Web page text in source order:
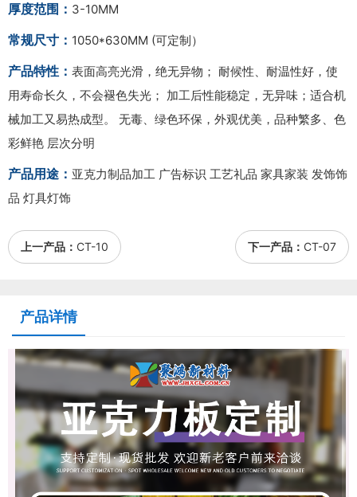
厚度范围： 3-10MM
常规尺寸： 1050*630MM (可定制）
产品特性： 表面高亮光滑，绝无异物； 耐候性、耐温性好，使
用寿命长久，不会褪色失光； 加工后性能稳定，无异味；适合机
械加工又易热成型。 无毒、绿色环保，外观优美，品种繁多、色
彩鲜艳 层次分明
产品用途： 亚克力制品加工 广告标识 工艺礼品 家具家装 发饰饰
品 灯具灯饰
上一产品： CT-10 下一产品： CT-07
产品详情